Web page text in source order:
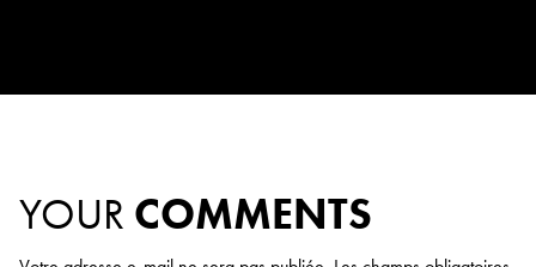
YOUR COMMENTS